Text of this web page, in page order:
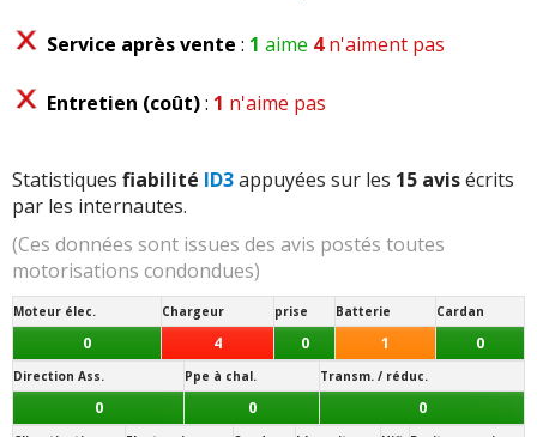
Service après vente : 1 aime 4n'aiment pas
Entretien (coût): 1 n'aime pas
Statistiques fiabilité ID3appuyées sur les 15 avisécrits
par les internautes.
(Ces données sont issues des avis postés toutes
motorisations condondues)
Moteur élec. Chargeur prise Batterie Cardan
0 4 0 1 0
Direction Ass. Ppe à chal. Transm. / réduc.
0 0 0